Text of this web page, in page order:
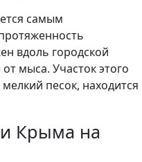
самым
вдоль городской
мыса. Участок этого
песок, находится
Крыма на